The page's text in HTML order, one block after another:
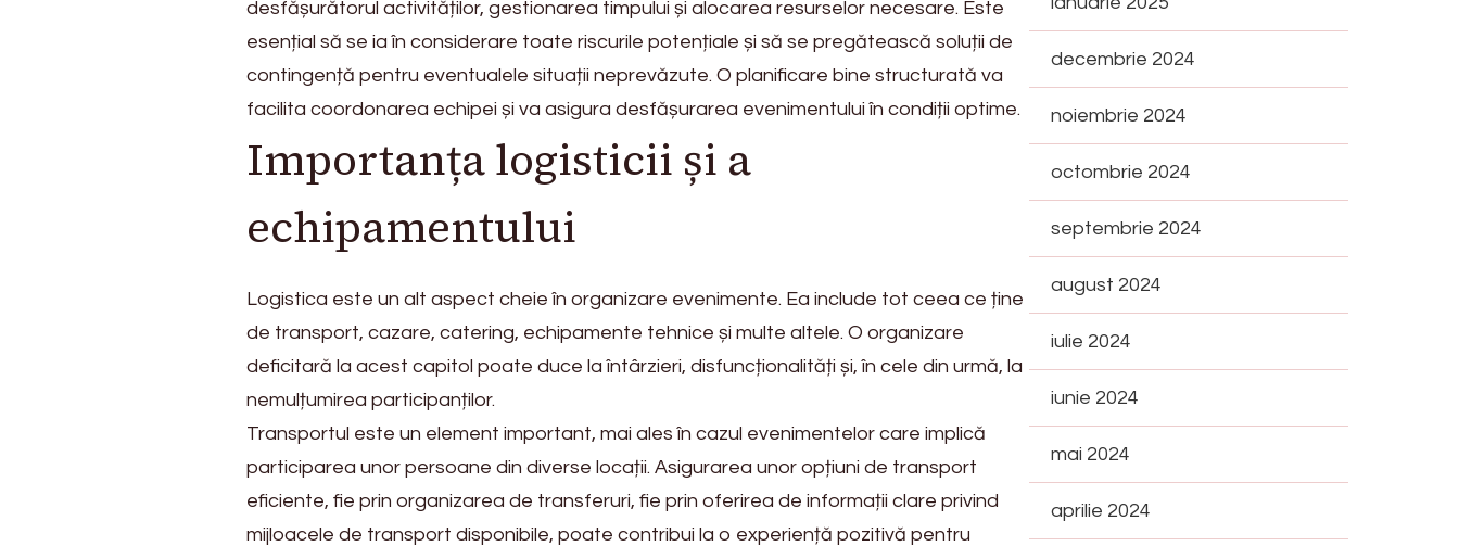
desfășurătorul activităților, gestionarea timpului și alocarea resurselor necesare. Este
esențial să se ia în considerare toate riscurile potențiale și să se pregătească soluții de
contingență pentru eventualele situații neprevăzute. O planificare bine structurată va
facilita coordonarea echipei și va asigura desfășurarea evenimentului în condiții optime.
Importanța logisticii și a
echipamentului
Logistica este un alt aspect cheie în organizare evenimente. Ea include tot ceea ce ține
de transport, cazare, catering, echipamente tehnice și multe altele. O organizare
deficitară la acest capitol poate duce la întârzieri, disfuncționalități și, în cele din urmă, la
nemulțumirea participanților.
Transportul este un element important, mai ales în cazul evenimentelor care implică
participarea unor persoane din diverse locații. Asigurarea unor opțiuni de transport
eficiente, fie prin organizarea de transferuri, fie prin oferirea de informații clare privind
mijloacele de transport disponibile, poate contribui la o experiență pozitivă pentru
decembrie 2024
noiembrie 2024
octombrie 2024
septembrie 2024
august 2024
iulie 2024
iunie 2024
mai 2024
aprilie 2024